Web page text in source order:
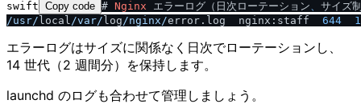
swift Copy code # Nginx エラーログ（日次ローテーション
/usr/local /var/log /nginx /error.log  nginx:staff 644
エラーログはサイズに関係なく日次でローテーションし、
14 世代（2 週間分）を保持します。
launchd のログも合わせて管理しましょう。